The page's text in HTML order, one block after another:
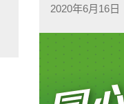
2020年6月16日